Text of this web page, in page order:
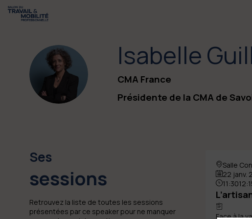
IG
Isabelle
CMA France
Présidente de la CMA de
Ses
sessions
Retrouvez la liste de toutes les sessions
présentées par ce speaker pour ne manquer
Salle
22 janv.
11:30
Face à la